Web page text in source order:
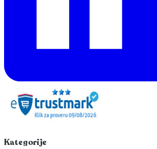
Kategorije